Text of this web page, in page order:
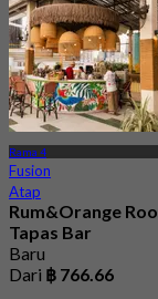
Rama 4
Fusion
Atap
Rum&Orange
Tapas Bar
Baru
Dari ฿ 766.66